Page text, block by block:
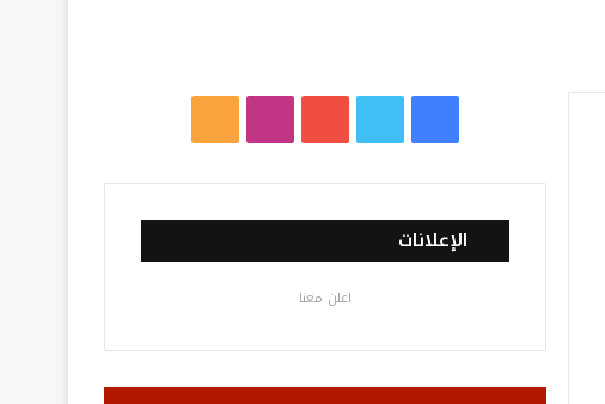
س
ب
ك
ي
ت
ت
ي
و
ب
س
ت
ر
خ
ص
ل
الإعلانات
اعلن معنا